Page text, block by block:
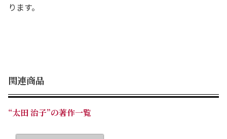
ります。
関連商品
“太田 治子”の著作一覧